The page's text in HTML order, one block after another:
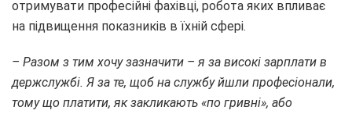
отримувати професійні фахівці, робота яких впливає
на підвищення показників в їхній сфері.
– Разом з тим хочу зазначити – я за високі зарплати в
держслужбі. Я за те, щоб на службу йшли професіонали,
тому що платити, як закликають «по гривні», або